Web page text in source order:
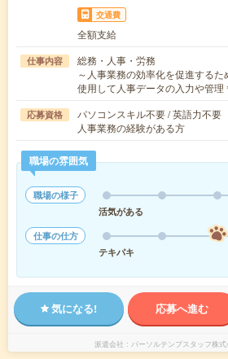
交通費
全額支給
仕事内容
総務・人事・労務
～人事業務の効率化を促進する
使用して人事データの入力や管
応募資格
パソコンスキル不要 / 英語力不要
人事業務の経験がある方
職場の雰囲気
職場の様子
活気がある
仕事の仕方
テキパキ
気になる! 応募へ進む
派遣会社 パーソルテンプスタッフ株